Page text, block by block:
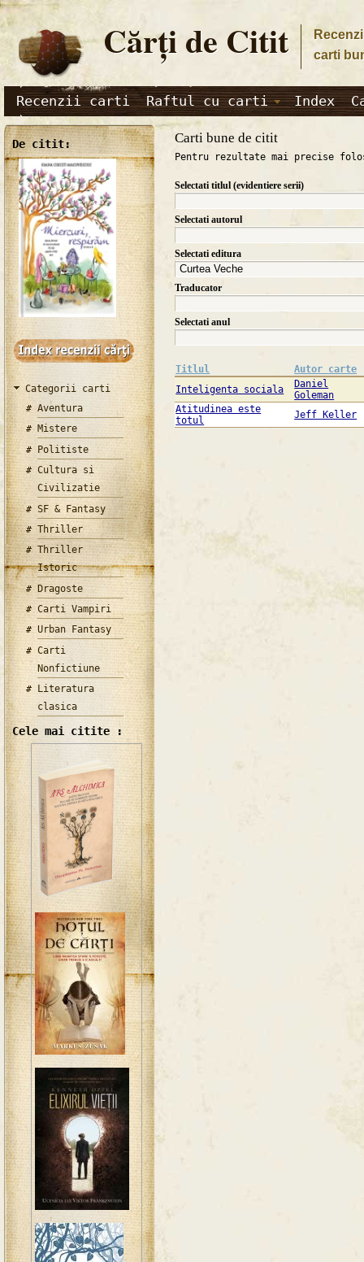
Cărţi de Citit
carti
Recenzii carti Raftul cu carti Index
De citit:
Categorii carti
Aventura
Mistere
Politiste
Cultura si
Civilizatie
SF & Fantasy
Thriller
Thriller
Istoric
Dragoste
Carti Vampiri
Urban Fantasy
Carti
Nonfictiune
Literatura
clasica
Cele mai citite :
Carti bune de citit
Pentru rezultate mai precise
Selectati titlul (evidentiere serii)
Selectati autorul
Selectati editura
Traducator
Selectati anul
Titlul
Autor carte
Inteligenta sociala
Daniel
Goleman
Atitudinea este
totul
Jeff Keller